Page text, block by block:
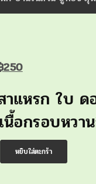
250Current
is:
าแหรก ใบ ด
นื้อกรอบหวา
หยิบใส่ตะกร้า